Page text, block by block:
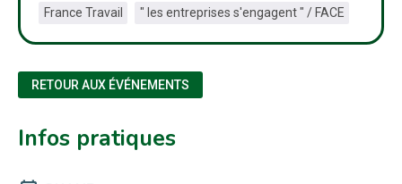
France Travail " les entreprises s'engagent " / FACE
RETOUR AUX ÉVÉNEMENTS
Infos pratiques